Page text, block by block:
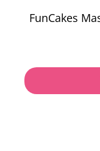
FunCakes